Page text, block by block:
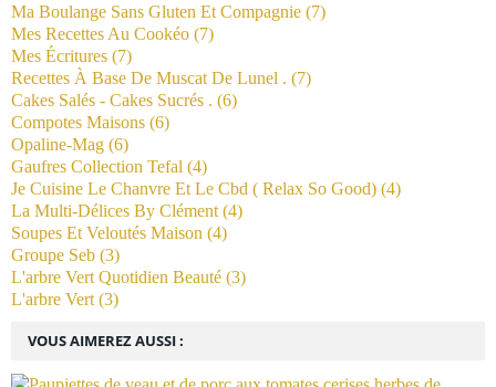
VOUS AIMEREZ AUSSI :
Ma Boulange Sans Gluten Et Compagnie (7)
Mes Recettes Au Cookéo (7)
Mes Écritures (7)
Recettes À Base De Muscat De Lunel . (7)
Cakes Salés - Cakes Sucrés . (6)
Compotes Maisons (6)
Opaline-Mag (6)
Gaufres Collection Tefal (4)
Je Cuisine Le Chanvre Et Le Cbd ( Relax So Good) (4)
La Multi-Délices By Clément (4)
Soupes Et Veloutés Maison (4)
Groupe Seb (3)
L'arbre Vert Quotidien Beauté (3)
L'arbre Vert (3)